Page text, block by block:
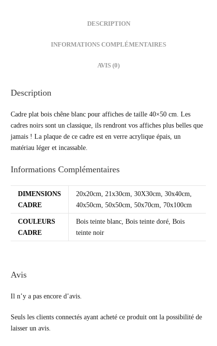
DESCRIPTION
INFORMATIONS COMPLÉMENTAIRES
AVIS (0)
Description
Cadre plat bois chêne blanc pour affiches de taille 40×50 cm. Les
cadres noirs sont un classique, ils rendront vos affiches plus belles que
jamais ! La plaque de ce cadre est en verre acrylique épais, un
matériau léger et incassable.
Informations Complémentaires
DIMENSIONS
CADRE
20x20cm, 21x30cm, 30X30cm, 30x40cm,
40x50cm, 50x50cm, 50x70cm, 70x100cm
COULEURS
CADRE
Bois teinte blanc, Bois teinte doré, Bois
teinte noir
Avis
Il n’y a pas encore d’avis.
Seuls les clients connectés ayant acheté ce produit ont la possibilité de
laisser un avis.